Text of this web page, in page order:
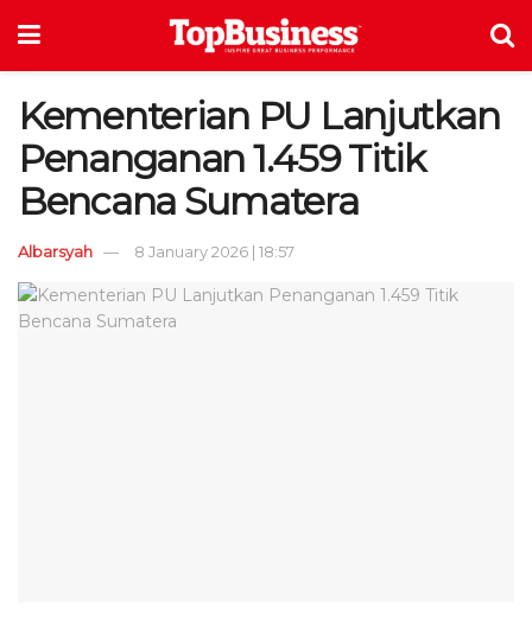
Kementerian PU Lanjutkan
Penanganan 1.459 Titik
Bencana Sumatera
Albarsyah 8 January 2026 | 18:57